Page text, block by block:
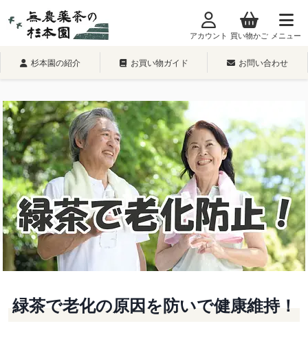
容
キ
プ
アカウント 買い物かご メニュー
杉本園の紹介 お買い物ガイド お問い合わせ
緑茶で老化の原因を防いで健康維持！